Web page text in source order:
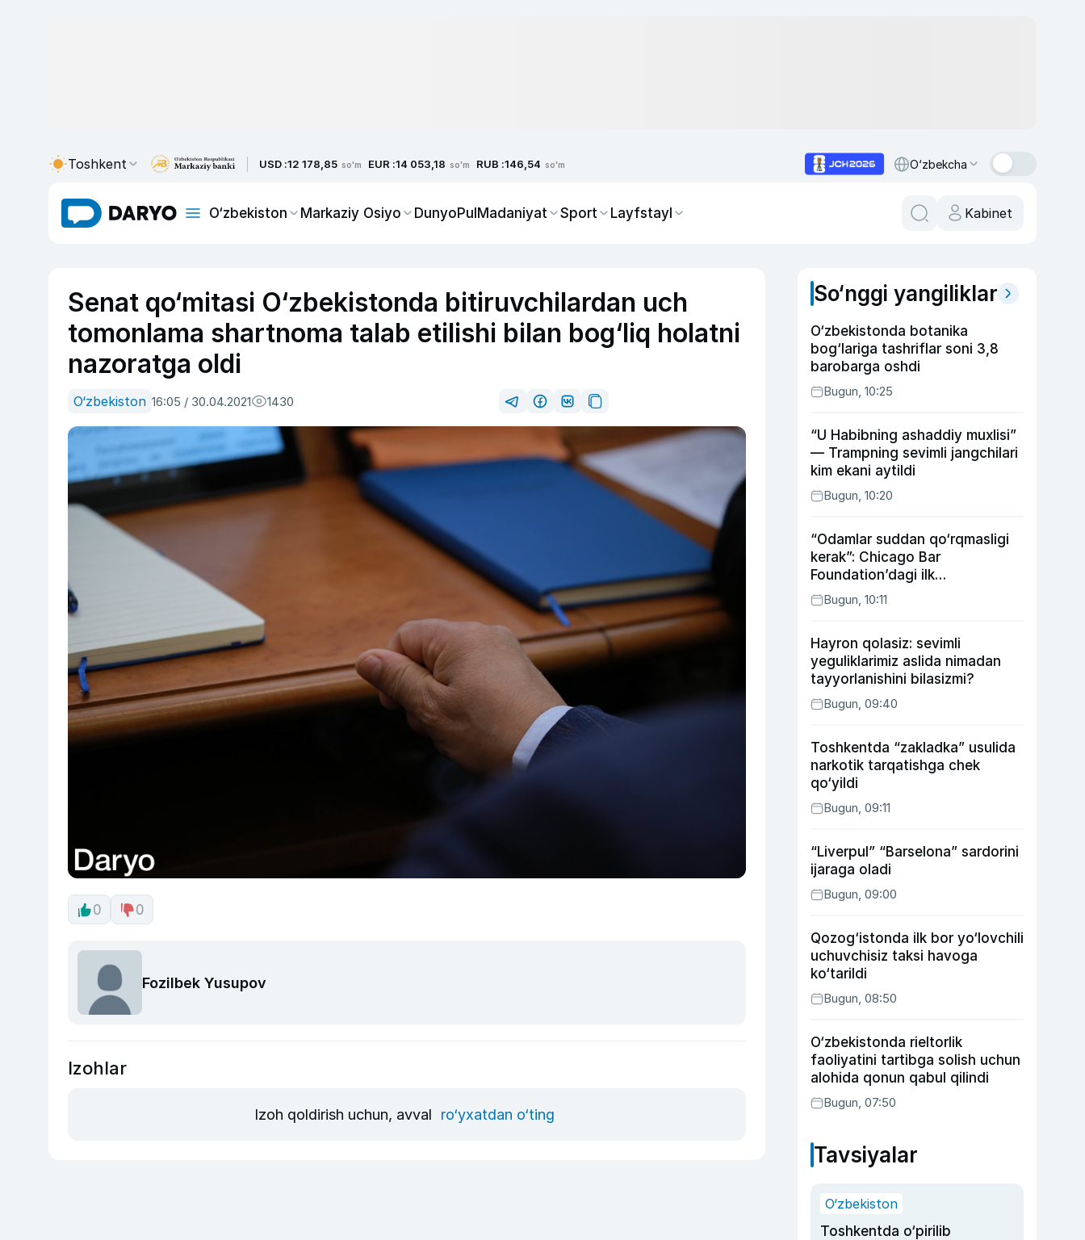
Toshkent USD :12 178,85 so'm EUR :14 053,18 so'm RUB :146,54 so'm O‘zbekcha
O‘zbekiston Markaziy Osiyo DunyoPulMadaniyat Sport Layfstayl Kabinet
Senat qo‘mitasi O‘zbekistonda bitiruvchilardan uch
tomonlama shartnoma talab etilishi bilan bog‘liq holatni
nazoratga oldi
O‘zbekiston 16:05 / 30.04.2021 1430
0 0
Fozilbek Yusupov
Izohlar
Izoh qoldirish uchun, avval ro‘yxatdan o‘ting
So‘nggi yangiliklar
O‘zbekistonda botanika
bog‘lariga tashriflar soni 3,8
barobarga oshdi
Bugun, 10:25
“U Habibning ashaddiy muxlisi”
— Trampning sevimli jangchilari
kim ekani aytildi
Bugun, 10:20
“Odamlar suddan qo‘rqmasligi
kerak”: Chicago Bar
Foundation’dagi ilk
o‘zbekistonlik Go‘zal
Abduaxatova
Bugun, 10:11
Hayron qolasiz: sevimli
yeguliklarimiz aslida nimadan
tayyorlanishini bilasizmi?
Bugun, 09:40
Toshkentda “zakladka” usulida
narkotik tarqatishga chek
qo‘yildi
Bugun, 09:11
“Liverpul” “Barselona” sardorini
ijaraga oladi
Bugun, 09:00
Qozog‘istonda ilk bor yo‘lovchili
uchuvchisiz taksi havoga
ko‘tarildi
Bugun, 08:50
O‘zbekistonda rieltorlik
faoliyatini tartibga solish uchun
alohida qonun qabul qilindi
Bugun, 07:50
Tavsiyalar
O‘zbekiston
Toshkentda o‘pirilib